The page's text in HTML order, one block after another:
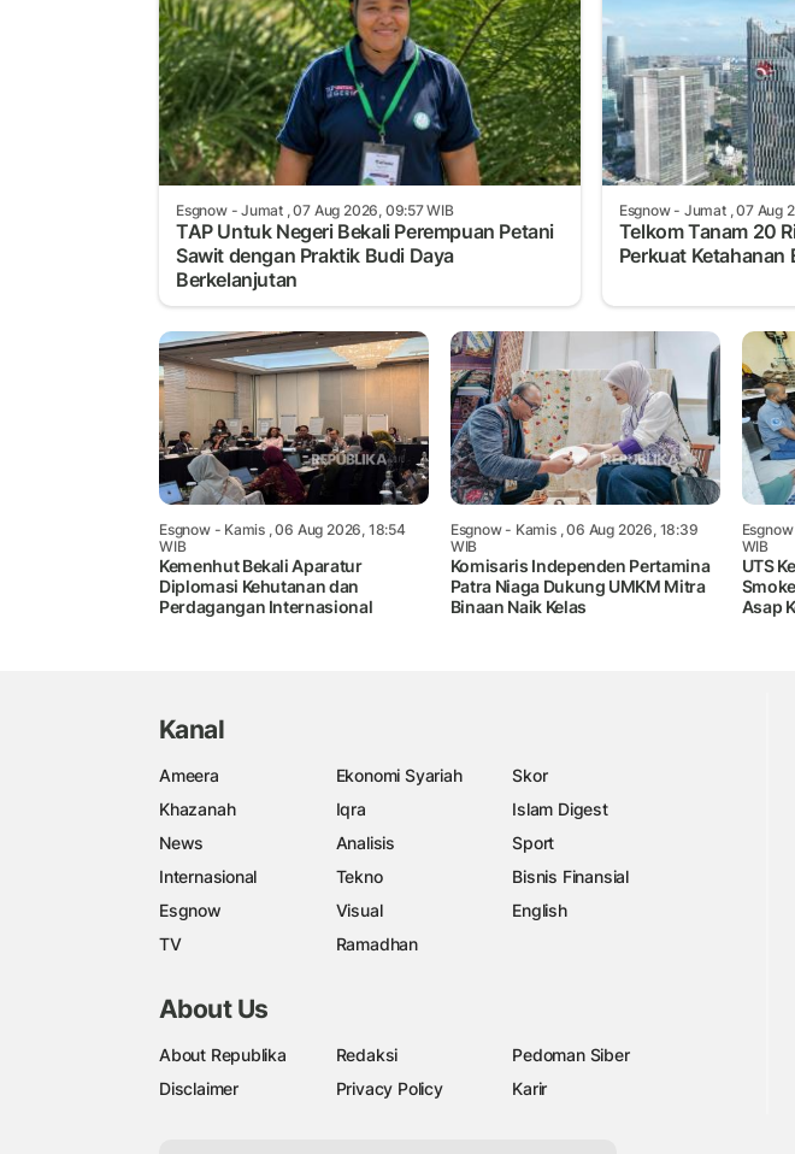
Esgnow- Jumat , 07 Aug 2026, 09:57 WIB
TAP Untuk Negeri Bekali Perempuan Petani
Sawit dengan Praktik Budi Daya
Berkelanjutan
Esgnow- Jumat , 07 Aug
Telkom Tanam 20
Perkuat Ketahanan
Esgnow- Kamis , 06 Aug 2026, 18:54
WIB
Kemenhut Bekali Aparatur
Diplomasi Kehutanan dan
Perdagangan Internasional
Esgnow- Kamis , 06 Aug 2026, 18:39
WIB
Komisaris Independen Pertamina
Patra Niaga Dukung UMKM Mitra
Binaan Naik Kelas
Esgnow
WIB
UTS
Asap
Kanal
Ameera Ekonomi Syariah
Skor
Khazanah
Iqra
Islam Digest
News
Analisis
Sport
Internasional
Tekno
Bisnis Finansial
Esgnow
Visual
English
TV
Ramadhan
About Us
About Republika Redaksi
Pedoman Siber
Disclaimer
Privacy Policy Karir